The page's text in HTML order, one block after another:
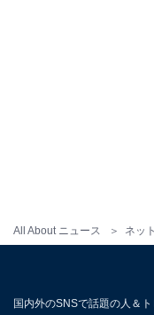
All About ニュース ネッ
国内外のSNSで話題の人＆